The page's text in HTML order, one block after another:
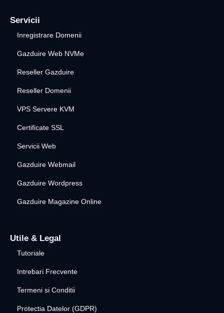
Servicii
Inregistrare Domenii
Gazduire Web NVMe
Reseller Gazduire
Reseller Domenii
VPS Servere KVM
Certificate SSL
Servicii Web
Gazduire Webmail
Gazduire Wordpress
Gazduire Magazine Online
Utile & Legal
Tutoriale
Intrebari Frecvente
Termeni si Conditii
Protectia Datelor (GDPR)